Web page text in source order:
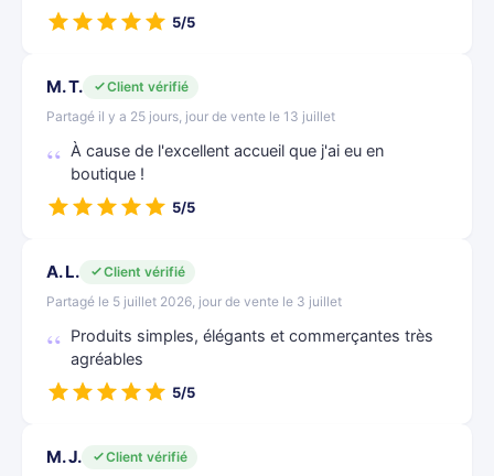
5/5
M. T.
Client vérifié
Partagé il y a 25 jours, jour de vente le 13 juillet
À cause de l'excellent accueil que j'ai eu en
boutique !
5/5
A. L.
Client vérifié
Partagé le 5 juillet 2026, jour de vente le 3 juillet
Produits simples, élégants et commerçantes très
agréables
5/5
M. J.
Client vérifié